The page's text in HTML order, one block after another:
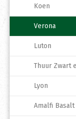
Koen
Verona
Luton
Thuur Zwart
Lyon
Amalfi